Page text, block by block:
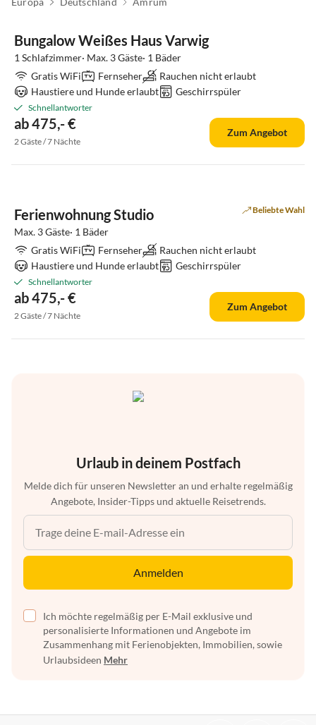
Tour
Bungalow Weißes Haus Varwig
1 Schlafzimmer· Max. 3 Gäste· 1 Bäder
Gratis WiFi
Fernseher
Rauchen nicht erlaubt
Haustiere und Hunde erlaubt
Geschirrspüler
Schnellantworter
ab 475,- €
2 Gäste / 7 Nächte
Zum Angebot
Virtuelle
Ferienwohnung Studio Beliebte Wahl
Max. 3 Gäste· 1 Bäder
Gratis WiFi
Fernseher
Rauchen nicht erlaubt
Haustiere und Hunde erlaubt
Geschirrspüler
Schnellantworter
ab 475,- €
2 Gäste / 7 Nächte
Zum Angebot
Urlaub in deinem Postfach
Melde dich für unseren Newsletter an und erhalte regelmäßig
Angebote, Insider-Tipps und aktuelle Reisetrends.
Anmelden
Ich möchte regelmäßig per E-Mail exklusive und
personalisierte Informationen und Angebote im
Zusammenhang mit Ferienobjekten, Immobilien, sowie
Urlaubsideen Mehr